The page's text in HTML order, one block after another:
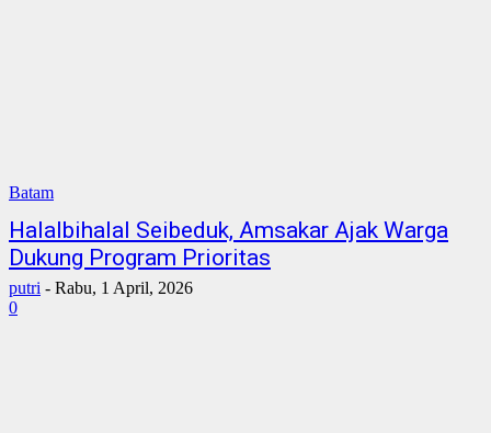
Batam
Halalbihalal Seibeduk, Amsakar Ajak Warga
Dukung Program Prioritas
putri - Rabu, 1 April, 2026
0